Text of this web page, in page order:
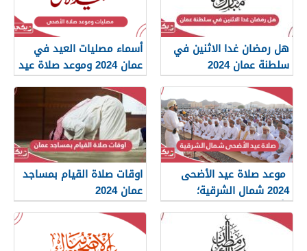
هل رمضان غدا الاثنين في
سلطنة عمان 2024
أسماء مصليات العيد في
عمان 2024 وموعد صلاة عيد
الأضحى
موعد صلاة عيد الأضحى
2024 شمال الشرقية؛
وأماكن المصليات
اوقات صلاة القيام بمساجد
عمان 2024